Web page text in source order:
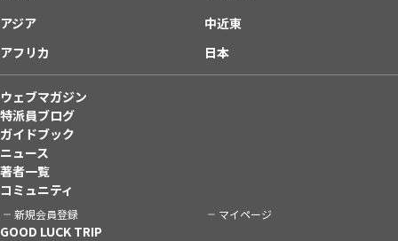
アジア
中近東
アフリカ
日本
ウェブマガジン
特派員ブログ
ガイドブック
ニュース
著者一覧
コミュニティ
新規会員登録 マイページ
GOOD LUCK TRIP